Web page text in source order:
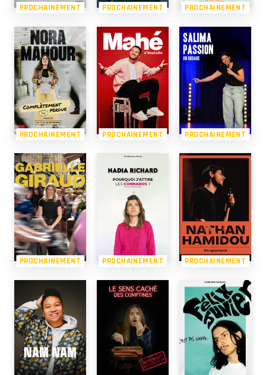
PROCHAINEMENT PROCHAINEMENT PROCHAINEMENT
PROCHAINEMENT PROCHAINEMENT PROCHAINEMENT
PROCHAINEMENT PROCHAINEMENT PROCHAINEMENT